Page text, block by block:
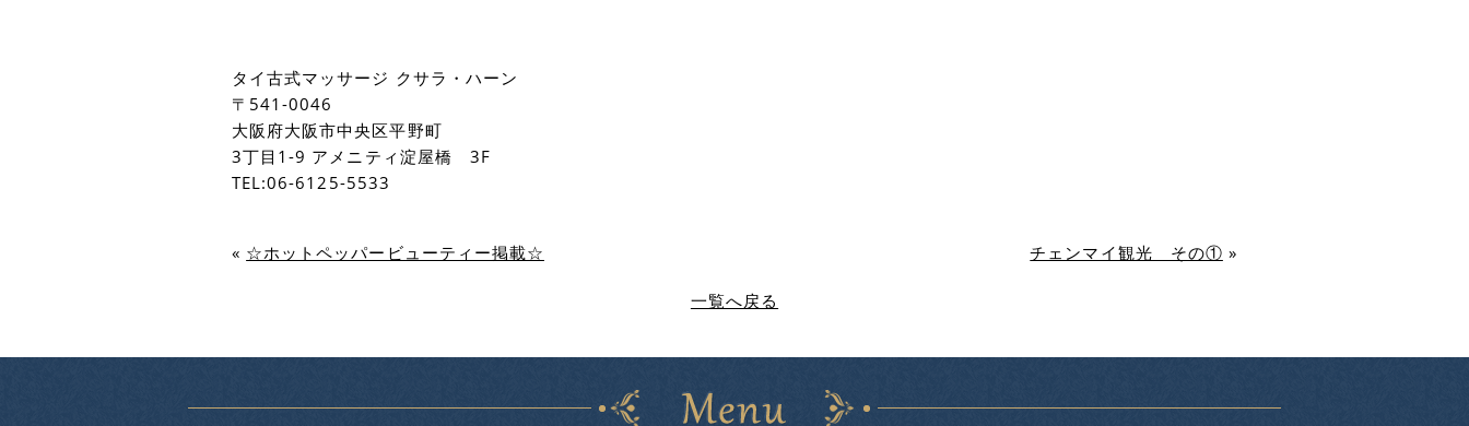
タイ古式マッサージ クサラ・ハーン
〒541-0046
大阪府大阪市中央区平野町
3丁目1-9 アメニティ淀屋橋 3F
TEL:06-6125-5533
« ☆ホットペッパービューティー掲載☆ チェンマイ観光 その① »
一覧へ戻る